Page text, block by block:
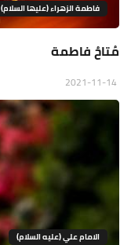
فاطمة الزهراء (عليها السلام)
مُتاحُ فاطمة
الامام علي (عليه السلام)